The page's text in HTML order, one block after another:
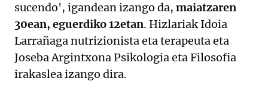
sucendo', igandean izango da, maiatzaren
30ean, eguerdiko 12etan. Hizlariak Idoia
Larrañaga nutrizionista eta terapeuta eta
Joseba Argintxona Psikologia eta Filosofia
irakaslea izango dira.